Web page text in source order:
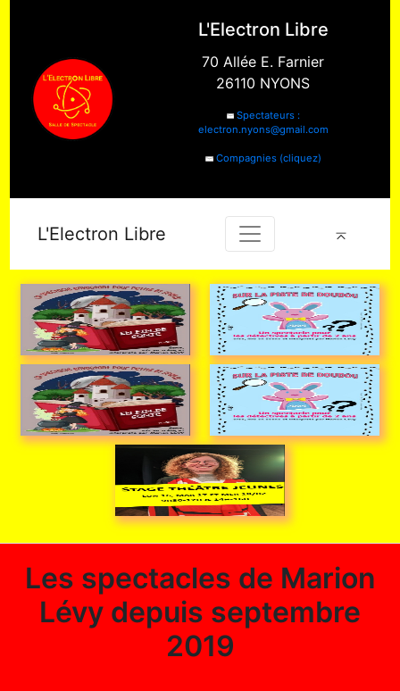
L'Electron Libre
70 Allée E. Farnier
26110 NYONS
Spectateurs :
electron.nyons@gmail.com
Compagnies (cliquez)
L'Electron Libre
Les spectacles de Marion
Lévy depuis septembre
2019